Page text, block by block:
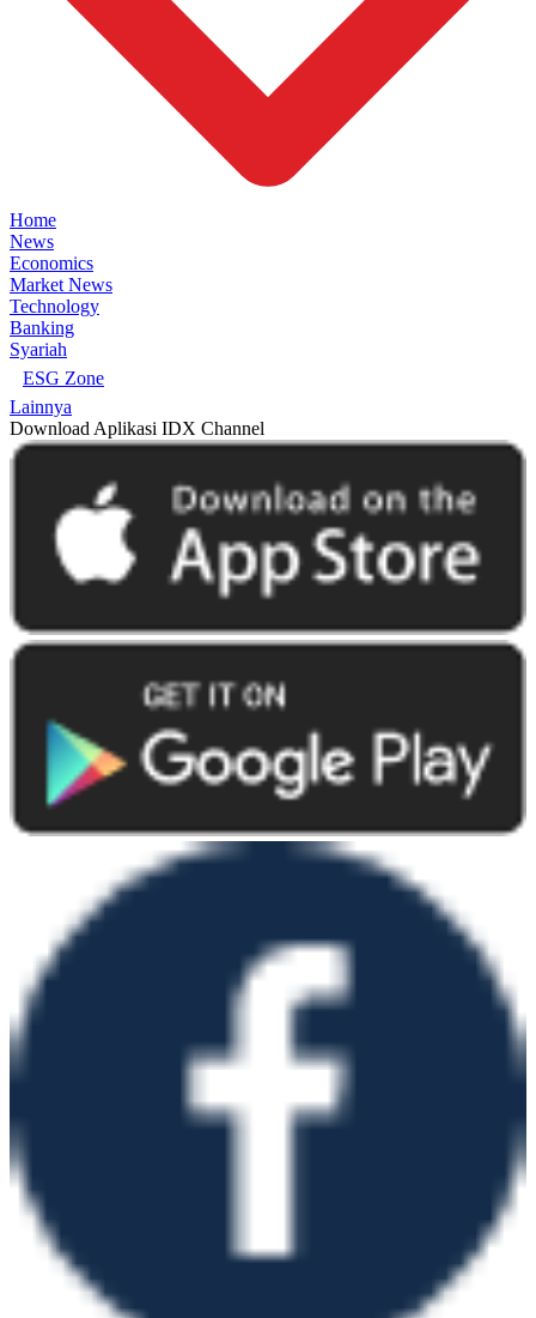
Home
News
Economics
Market News
Technology
Banking
Syariah
ESG Zone
Lainnya
Download Aplikasi IDX Channel